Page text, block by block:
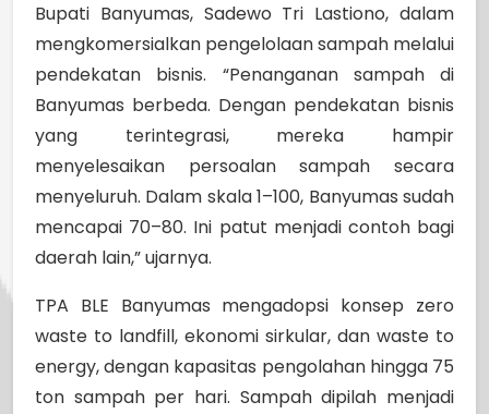
Bupati Banyumas, Sadewo Tri Lastiono, dalam
mengkomersialkan pengelolaan sampah melalui
pendekatan bisnis. “Penanganan sampah di
Banyumas berbeda. Dengan pendekatan bisnis
yang terintegrasi, mereka hampir
menyelesaikan persoalan sampah secara
menyeluruh. Dalam skala 1–100, Banyumas sudah
mencapai 70–80. Ini patut menjadi contoh bagi
daerah lain,” ujarnya.
TPA BLE Banyumas mengadopsi konsep zero
waste to landfill, ekonomi sirkular, dan waste to
energy, dengan kapasitas pengolahan hingga 75
ton sampah per hari. Sampah dipilah menjadi